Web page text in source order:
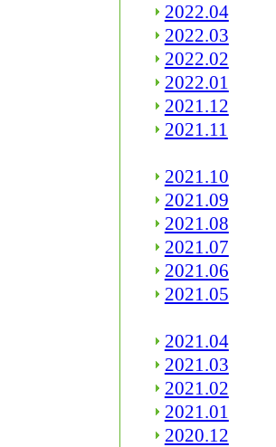
2022.04
2022.03
2022.02
2022.01
2021.12
2021.11
2021.10
2021.09
2021.08
2021.07
2021.06
2021.05
2021.04
2021.03
2021.02
2021.01
2020.12